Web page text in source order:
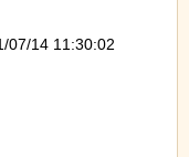
07/14 11:30:02